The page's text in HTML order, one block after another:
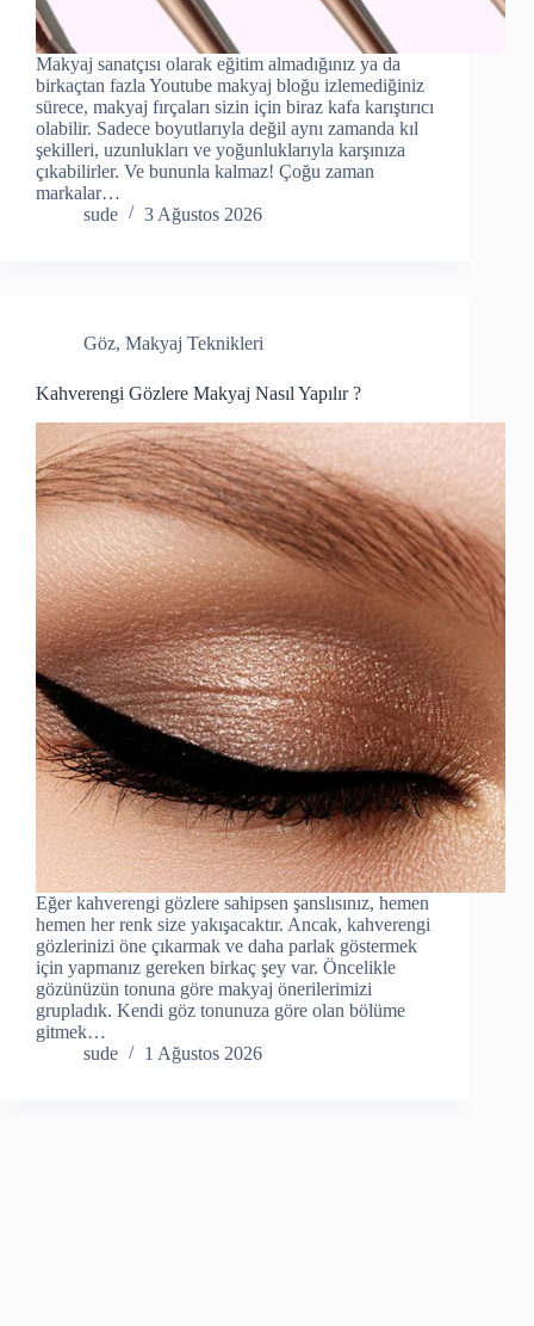
Makyaj sanatçısı olarak eğitim almadığınız ya da
birkaçtan fazla Youtube makyaj bloğu izlemediğiniz
sürece, makyaj fırçaları sizin için biraz kafa karıştırıcı
olabilir. Sadece boyutlarıyla değil aynı zamanda kıl
şekilleri, uzunlukları ve yoğunluklarıyla karşınıza
çıkabilirler. Ve bununla kalmaz! Çoğu zaman
markalar…
sude
3 Ağustos 2026
Göz, Makyaj Teknikleri
Kahverengi Gözlere Makyaj Nasıl Yapılır ?
Eğer kahverengi gözlere sahipsen şanslısınız, hemen
hemen her renk size yakışacaktır. Ancak, kahverengi
gözlerinizi öne çıkarmak ve daha parlak göstermek
için yapmanız gereken birkaç şey var. Öncelikle
gözünüzün tonuna göre makyaj önerilerimizi
grupladık. Kendi göz tonunuza göre olan bölüme
gitmek…
sude
1 Ağustos 2026